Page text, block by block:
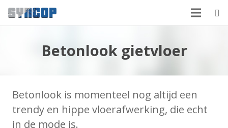
Betonlook gietvloer
Betonlook is momenteel nog altijd een
trendy en hippe vloerafwerking, die echt
in de mode is.